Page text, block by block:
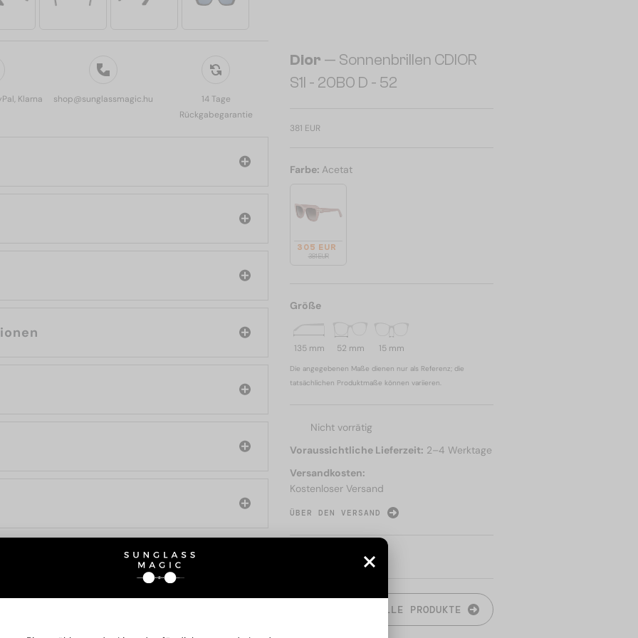
Klarna shop@sunglassmagic.hu
14 Tage
Rückgabegarantie
Dior — Sonnenbrillen CDIOR
S1I - 20B0 D - 52
381 EUR
Farbe: Acetat
305 EUR
381 EUR
Größe
135 mm 52 mm 15 mm
Die angegebenen Maße dienen nur als Referenz; die
tatsächlichen Produktmaße können variieren.
Nicht vorrätig
Voraussichtliche Lieferzeit: 2–4 Werktage
Versandkosten:
Kostenloser Versand
ÜBER DEN VERSAND
AUCH INTERESSIEREN ALLE PRODUKTE